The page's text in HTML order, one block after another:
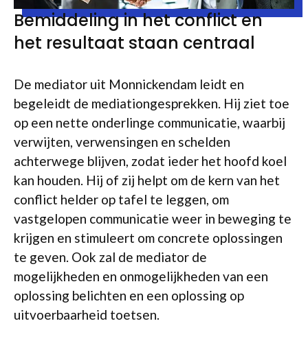
Bemiddeling in het conflict en
het resultaat staan centraal
De mediator uit Monnickendam leidt en
begeleidt de mediationgesprekken. Hij ziet toe
op een nette onderlinge communicatie, waarbij
verwijten, verwensingen en schelden
achterwege blijven, zodat ieder het hoofd koel
kan houden. Hij of zij helpt om de kern van het
conflict helder op tafel te leggen, om
vastgelopen communicatie weer in beweging te
krijgen en stimuleert om concrete oplossingen
te geven. Ook zal de mediator de
mogelijkheden en onmogelijkheden van een
oplossing belichten en een oplossing op
uitvoerbaarheid toetsen.